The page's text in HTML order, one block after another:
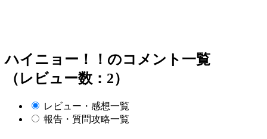
ハイニョー！！のコメント一覧
（レビュー数：2）
レビュー・感想一覧
報告・質問攻略一覧